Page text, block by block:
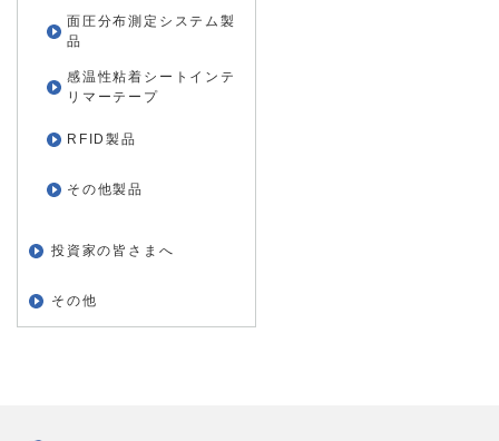
面圧分布測定システム製
品
感温性粘着シートインテ
リマーテープ
RFID製品
その他製品
投資家の皆さまへ
その他